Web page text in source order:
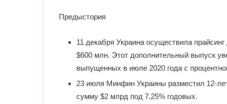
Предыстория
11 декабря Украина осуществила
$600 млн. Этот дополнительный выпуск
выпущенных в июле 2020 года с
23 июля Минфин Украины разместил 12-
сумму $2 млрд под 7,25% годовых.